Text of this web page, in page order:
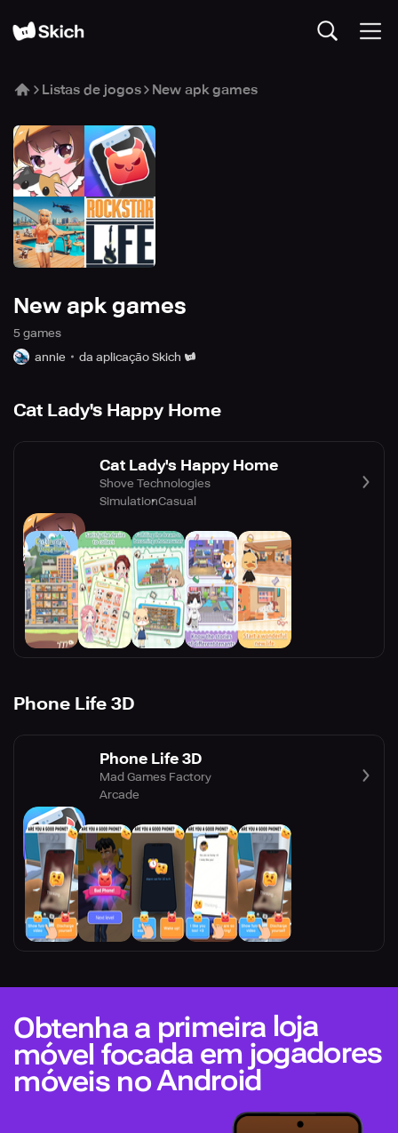
Listas de jogos New apk games
New apk games
5 games
annie
da aplicação Skich
Cat Lady's Happy Home
Cat Lady's Happy Home
Shove Technologies
SimulationCasual
Phone Life 3D
Phone Life 3D
Mad Games Factory
Arcade
Obtenha a primeira loja
móvel focada em jogadores
móveis no Android